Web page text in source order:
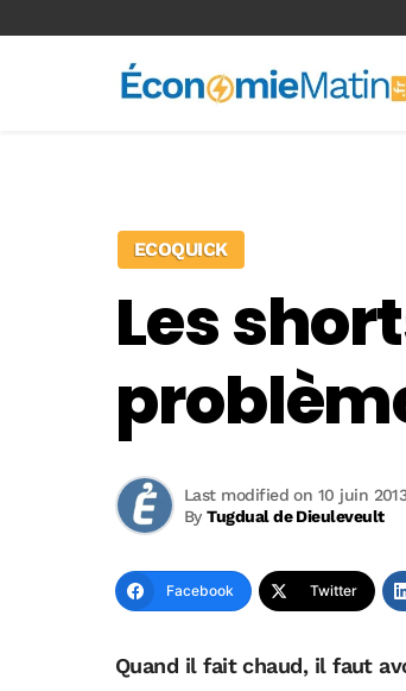
ECOQUICK
Les
ByTugdual de Dieuleveult
Last modified on 10 juin
Facebook Twitter
Quand il fait chaud, il faut